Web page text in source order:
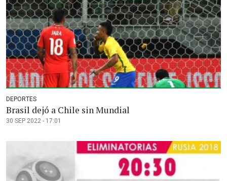
DEPORTES
Brasil dejó a Chile sin Mundial
30 SEP 2022 - 17:01